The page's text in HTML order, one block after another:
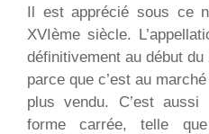
Il est apprécié sous ce
XVIème siècle.
définitivement au début
parce que c’est au
plus vendu. C’est
forme carrée, telle